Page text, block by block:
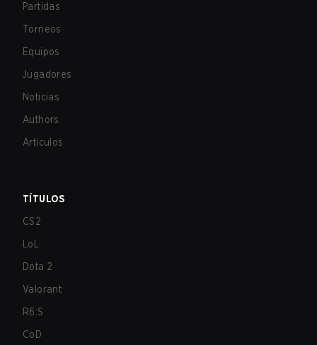
Partidas
Torneos
Equipos
Jugadores
Noticias
Authors
Artículos
TÍTULOS
CS2
LoL
Dota 2
Valorant
R6:S
CoD